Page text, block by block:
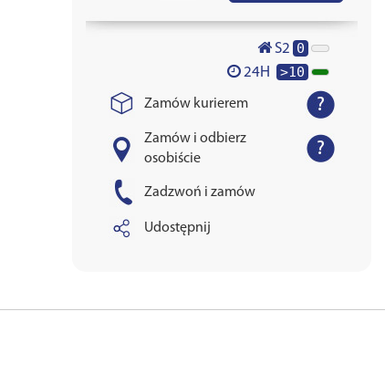
S2 0
24H >10
Zamów kurierem
Zamów i odbierz
osobiście
Zadzwoń i zamów
Udostępnij